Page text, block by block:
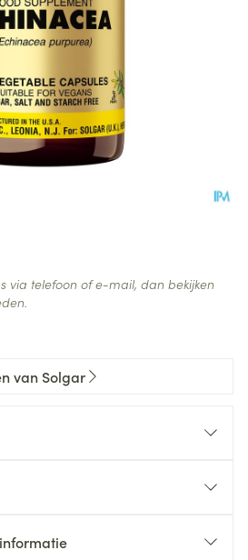
via telefoon of e-mail, dan bekijken
van Solgar